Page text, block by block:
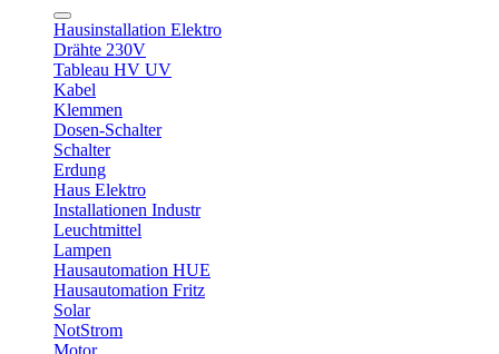
Hausinstallation Elektro
Drähte 230V
Tableau HV UV
Kabel
Klemmen
Dosen-Schalter
Schalter
Erdung
Haus Elektro
Installationen Industr
Leuchtmittel
Lampen
Hausautomation HUE
Hausautomation Fritz
Solar
NotStrom
Motor